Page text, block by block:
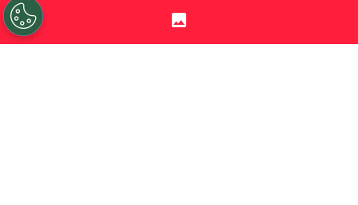
Una locura. Eso es lo que ha generado el